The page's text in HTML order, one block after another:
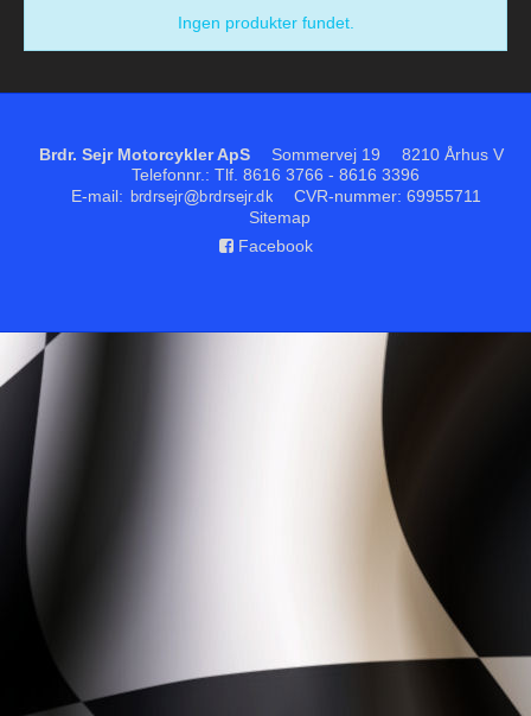
Ingen produkter fundet.
Brdr. Sejr Motorcykler ApS Sommervej 19
8210 Århus V
Telefonnr.: Tlf. 8616 3766 - 8616 3396
E-mail: CVR-nummer: 69955711
Sitemap
Facebook